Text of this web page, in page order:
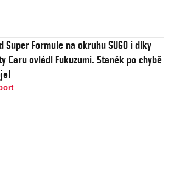
Super Formule na okruhu SUGO i díky
Caru ovládl Fukuzumi. Staněk po chybě